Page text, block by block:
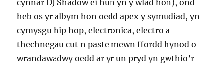
cynnar DJ Shadow ei hun yn y wlad hon), ond
heb os yr albym hon oedd apex y symudiad, yn
cymysgu hip hop, electronica, electro a
thechnegau cut n paste mewn ffordd hynod o
wrandawadwy oedd ar yr un pryd yn gwthio’r